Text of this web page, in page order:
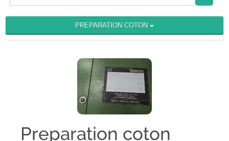
PREPARATION COTON
Preparation coton